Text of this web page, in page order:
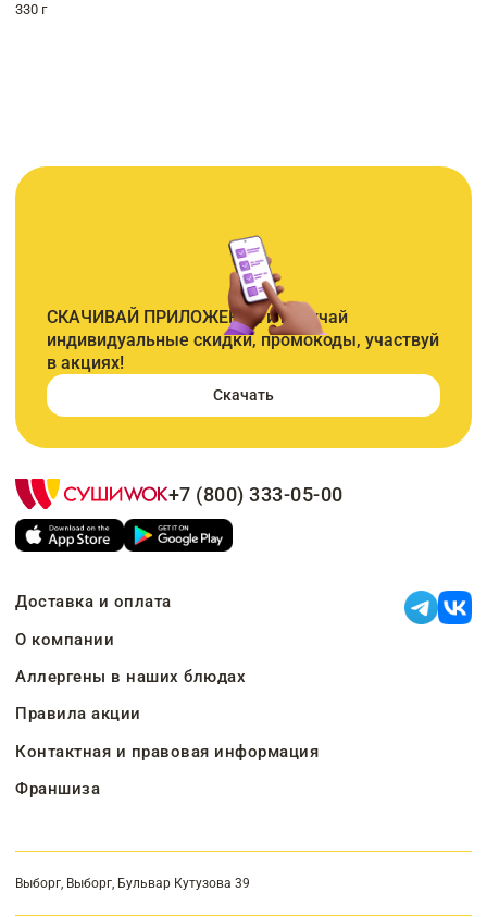
330 г
СКАЧИВАЙ ПРИЛОЖЕНИЕ и получай
индивидуальные скидки, промокоды, участвуй
в акциях!
Скачать
+7 (800) 333-05-00
Доставка и оплата
О компании
Аллергены в наших блюдах
Правила акции
Контактная и правовая информация
Франшиза
Выборг, Выборг, Бульвар Кутузова 39